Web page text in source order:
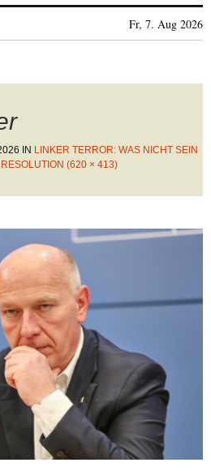
Fr, 7. Aug 2026
IN LINKER TERROR: WAS NICHT SEIN
(620 × 413)